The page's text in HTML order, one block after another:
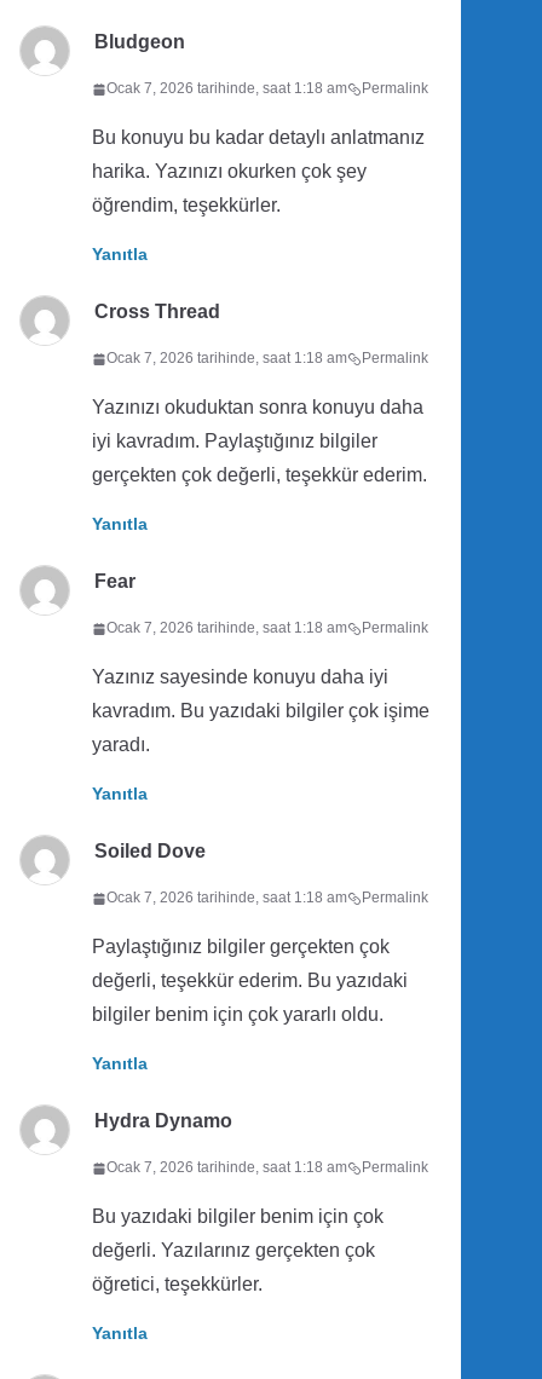
Bludgeon
Ocak 7, 2026 tarihinde, saat 1:18 am Permalink
Bu konuyu bu kadar detaylı anlatmanız
harika. Yazınızı okurken çok şey
öğrendim, teşekkürler.
Yanıtla
Cross Thread
Ocak 7, 2026 tarihinde, saat 1:18 am Permalink
Yazınızı okuduktan sonra konuyu daha
iyi kavradım. Paylaştığınız bilgiler
gerçekten çok değerli, teşekkür ederim.
Yanıtla
Fear
Ocak 7, 2026 tarihinde, saat 1:18 am Permalink
Yazınız sayesinde konuyu daha iyi
kavradım. Bu yazıdaki bilgiler çok işime
yaradı.
Yanıtla
Soiled Dove
Ocak 7, 2026 tarihinde, saat 1:18 am Permalink
Paylaştığınız bilgiler gerçekten çok
değerli, teşekkür ederim. Bu yazıdaki
bilgiler benim için çok yararlı oldu.
Yanıtla
Hydra Dynamo
Ocak 7, 2026 tarihinde, saat 1:18 am Permalink
Bu yazıdaki bilgiler benim için çok
değerli. Yazılarınız gerçekten çok
öğretici, teşekkürler.
Yanıtla